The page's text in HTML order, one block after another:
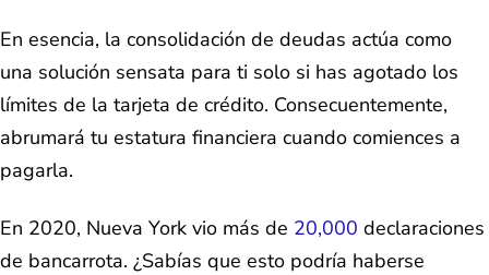
En esencia, la consolidación de deudas actúa como
una solución sensata para ti solo si has agotado los
límites de la tarjeta de crédito. Consecuentemente,
abrumará tu estatura financiera cuando comiences a
pagarla.
En 2020, Nueva York vio más de 20,000 declaraciones
de bancarrota. ¿Sabías que esto podría haberse